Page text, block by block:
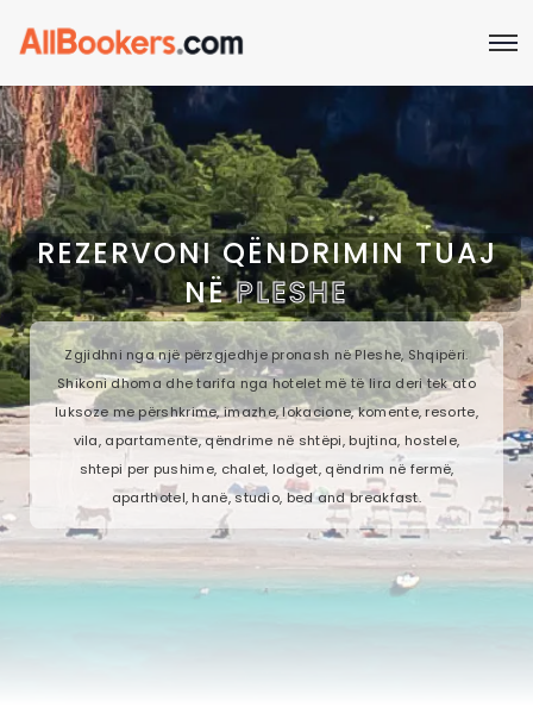
REZERVONI QËNDRIMIN TUAJ
NËPLESHE
Zgjidhni nga një përzgjedhje pronash në Pleshe, Shqipëri.
Shikoni dhoma dhe tarifa nga hotelet më të lira deri tek ato
luksoze me përshkrime, imazhe, lokacione, komente, resorte,
vila, apartamente, qëndrime në shtëpi, bujtina, hostele,
shtepi per pushime, chalet, lodget, qëndrim në fermë,
aparthotel, hanë, studio, bed and breakfast.